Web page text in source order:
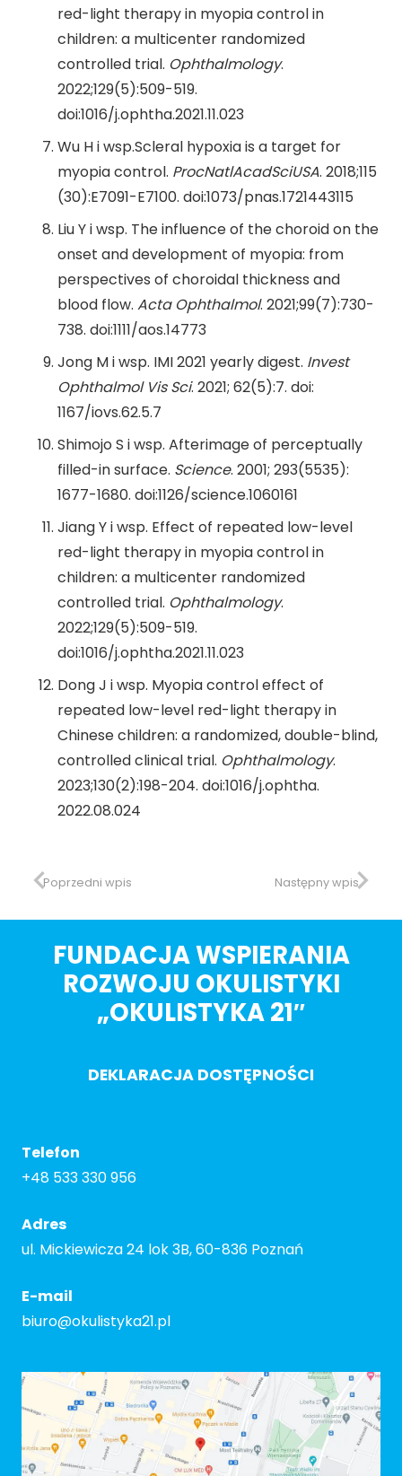
red-light therapy in myopia control in
children: a multicenter randomized
controlled trial. Ophthalmology.
2022;129(5):509-519.
doi:1016/j.ophtha.2021.11.023
Wu H i wsp.Scleral hypoxia is a target for
myopia control. ProcNatlAcadSciUSA. 2018;115
(30):E7091-E7100. doi:1073/pnas.1721443115
Liu Y i wsp. The influence of the choroid on the
onset and development of myopia: from
perspectives of choroidal thickness and
blood flow. Acta Ophthalmol. 2021;99(7):730-
738. doi:1111/aos.14773
Jong M i wsp. IMI 2021 yearly digest. Invest
Ophthalmol Vis Sci. 2021; 62(5):7. doi:
1167/iovs.62.5.7
Shimojo S i wsp. Afterimage of perceptually
filled-in surface. Science. 2001; 293(5535):
1677-1680. doi:1126/science.1060161
Jiang Y i wsp. Effect of repeated low-level
red-light therapy in myopia control in
children: a multicenter randomized
controlled trial. Ophthalmology.
2022;129(5):509-519.
doi:1016/j.ophtha.2021.11.023
Dong J i wsp. Myopia control effect of
repeated low-level red-light therapy in
Chinese children: a randomized, double-blind,
controlled clinical trial. Ophthalmology.
2023;130(2):198-204. doi:1016/j.ophtha.
2022.08.024
Poprzedni wpis Następny wpis
FUNDACJA WSPIERANIA
ROZWOJU OKULISTYKI
„OKULISTYKA 21″
DEKLARACJA DOSTĘPNOŚCI
Telefon
+48 533 330 956
Adres
ul. Mickiewicza 24 lok 3B, 60-836 Poznań
E-mail
biuro@okulistyka21.pl